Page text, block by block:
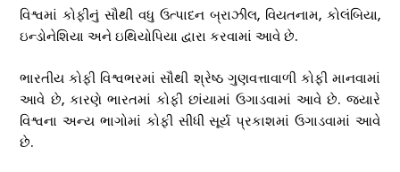
વિશ્વમાં કોફીનું સૌથી વધુ ઉત્પાદન બ્રાઝીલ, વિયતનામ, કોલંબિયા,
ઇન્ડોનેશિયા અને ઇથિયોપિયા દ્વારા કરવામાં આવે છે.
ભારતીય કોફી વિશ્વભરમાં સૌથી શ્રેષ્ઠ ગુણવત્તાવાળી કોફી માનવામાં
આવે છે, કારણે ભારતમાં કોફી છાંયામાં ઉગાડવામાં આવે છે. જ્યારે
વિશ્વના અન્ય ભાગોમાં કોફી સીધી સૂર્ય પ્રકાશમાં ઉગાડવામાં આવે
છે.